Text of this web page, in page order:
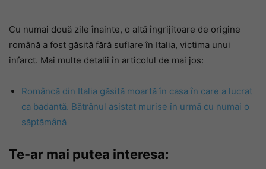
Cu numai două zile înainte, o altă îngrijitoare de origine
română a fost găsită fără suflare în Italia, victima unui
infarct. Mai multe detalii în articolul de mai jos:
Româncă din Italia găsită moartă în casa în care a lucrat
ca badantă. Bătrânul asistat murise în urmă cu numai o
săptămână
Te-ar mai putea interesa: